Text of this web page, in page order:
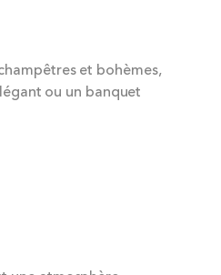
et bohèmes,
ou un banquet